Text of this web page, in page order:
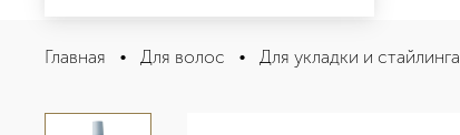
STYLE OCEAN WAVES Спрей океанские волны
Описание
Главная • Для волос • Для укладки и стайлинга